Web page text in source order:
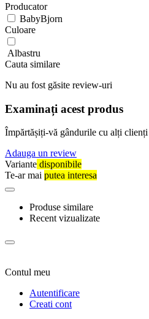
Producator
BabyBjorn
Culoare
Albastru
Cauta similare
Nu au fost găsite review-uri
Examinați acest produs
Împărtășiți-vă gândurile cu alți clienți
Adauga un review
Variante disponibile
Te-ar mai putea interesa
Produse similare
Recent vizualizate
Contul meu
Autentificare
Creati cont